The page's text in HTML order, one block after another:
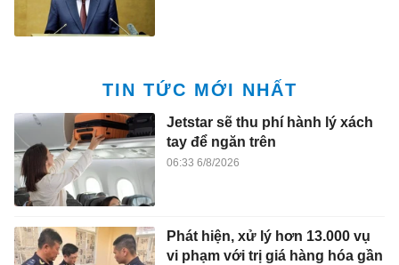
TIN TỨC MỚI NHẤT
Jetstar sẽ thu phí hành lý xách
tay để ngăn trên
06:33 6/8/2026
Phát hiện, xử lý hơn 13.000 vụ
vi phạm với trị giá hàng hóa gần